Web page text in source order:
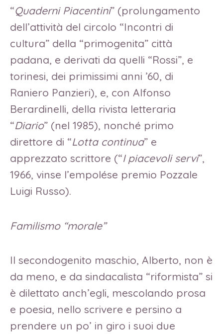
“Quaderni Piacentini” (prolungamento
dell’attività del circolo “Incontri di
cultura” della “primogenita” città
padana, e derivati da quelli “Rossi”, e
torinesi, dei primissimi anni ’60, di
Raniero Panzieri), e, con Alfonso
Berardinelli, della rivista letteraria
“Diario” (nel 1985), nonché primo
direttore di “Lotta continua” e
apprezzato scrittore (“I piacevoli servi”,
1966, vinse l’empolése premio Pozzale
Luigi Russo).
Familismo “morale”
Il secondogenito maschio, Alberto, non è
da meno, e da sindacalista “riformista” si
è dilettato anch’egli, mescolando prosa
e poesia, nello scrivere e persino a
prendere un po’ in giro i suoi due